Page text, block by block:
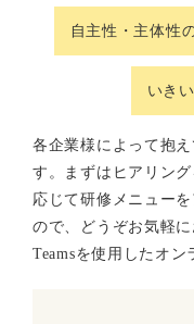
自主性・主体性
いき
各企業様によって抱
す。まずはヒアリン
応じて研修メニュー
ので、どうぞお気軽
Teamsを使用したオン